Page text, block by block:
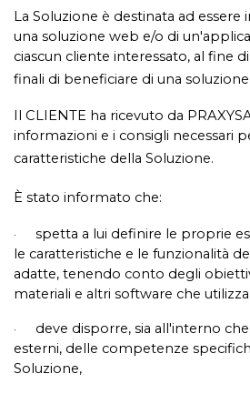
La Soluzione è destinata ad
una soluzione web e/o di
ciascun cliente interessato, al fine
finali di beneficiare di una
Il CLIENTE ha ricevuto da
informazioni e i consigli necessari
caratteristiche della Soluzione.
È stato informato che:
· spetta a lui definire le proprie
le caratteristiche e le funzionalità
adatte, tenendo conto degli
materiali e altri software che
· deve disporre, sia all'interno
esterni, delle competenze
Soluzione,